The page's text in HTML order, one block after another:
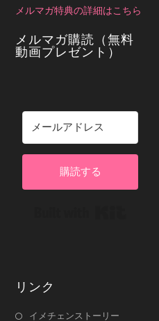
メルマガ特典の詳細はこちら
メルマガ購読（無料
動画プレゼント）
購読する
リンク
イメチェンストーリー